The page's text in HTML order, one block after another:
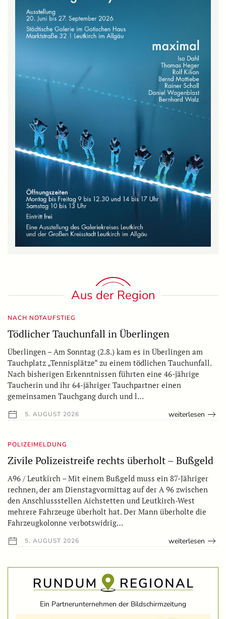
Aus der Region
NACH NOTAUFSTIEG
Tödlicher Tauchunfall in Überlingen
Überlingen – Am Sonntag (2.8.) kam es in Überlingen am
Tauchplatz „Tennisplätze“ zu einem tödlichen Tauchunfall.
Nach bisherigen Erkenntnissen führten eine 46-jährige
Taucherin und ihr 64-jähriger Tauchpartner einen
gemeinsamen Tauchgang durch und l…
5. AUGUST 2026 weiterlesen
POLIZEIMELDUNG
Zivile Polizeistreife rechts überholt – Bußgeld
A96 / Leutkirch – Mit einem Bußgeld muss ein 87-Jähriger
rechnen, der am Dienstagvormittag auf der A 96 zwischen
den Anschlussstellen Aichstetten und Leutkirch-West
mehrere Fahrzeuge überholt hat. Der Mann überholte die
Fahrzeugkolonne verbotswidrig…
5. AUGUST 2026 weiterlesen
Ein Partnerunternehmen der Bildschirmzeitung